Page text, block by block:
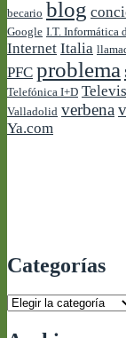
becario blog
Google I.T. Informática
Internet Italia
PFC problema
Telefónica I+D
Valladolid verbena
Ya.com
Categorías
Categorías